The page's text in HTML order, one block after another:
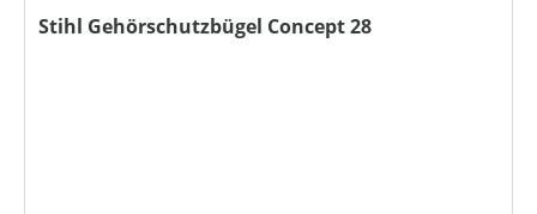
Stihl Gehörschutzbügel Concept 28